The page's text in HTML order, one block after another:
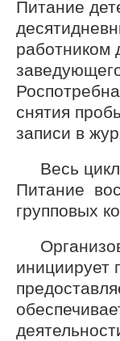
Питание
работником
снятия
записи в
Весь цикл
Питание
групповых
инициирует